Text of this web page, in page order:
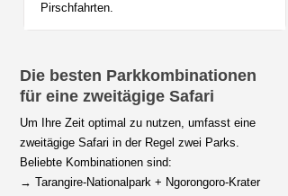
Pirschfahrten.
Die besten Parkkombinationen
für eine zweitägige Safari
Um Ihre Zeit optimal zu nutzen, umfasst eine
zweitägige Safari in der Regel zwei Parks.
Beliebte Kombinationen sind:
→ Tarangire-Nationalpark + Ngorongoro-Krater